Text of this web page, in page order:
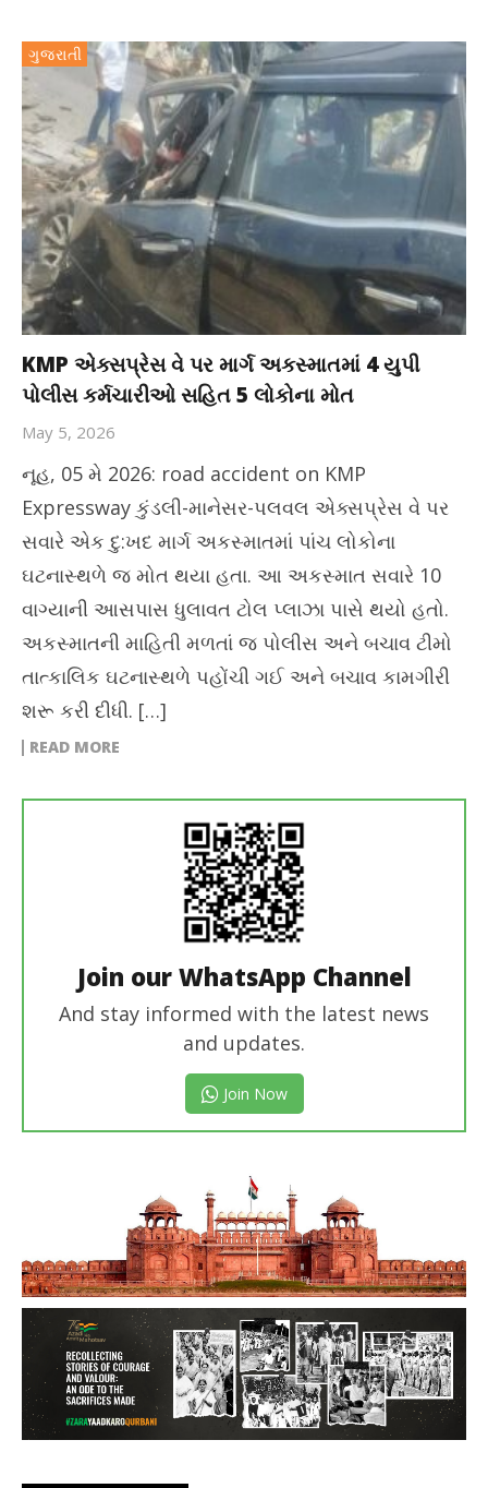
ગુજરાતી
KMP એક્સપ્રેસ વે પર માર્ગ અકસ્માતમાં 4 યુપી
પોલીસ કર્મચારીઓ સહિત 5 લોકોના મોત
May 5, 2026
નૂહ, 05 મે 2026: road accident on KMP
Expressway કુંડલી-માનેસર-પલવલ એક્સપ્રેસ વે પર
સવારે એક દુ:ખદ માર્ગ અકસ્માતમાં પાંચ લોકોના
ઘટનાસ્થળે જ મોત થયા હતા. આ અકસ્માત સવારે 10
વાગ્યાની આસપાસ ધુલાવત ટોલ પ્લાઝા પાસે થયો હતો.
અકસ્માતની માહિતી મળતાં જ પોલીસ અને બચાવ ટીમો
તાત્કાલિક ઘટનાસ્થળે પહોંચી ગઈ અને બચાવ કામગીરી
શરૂ કરી દીધી. […]
READ MORE
Join our WhatsApp Channel
And stay informed with the latest news
and updates.
Join Now